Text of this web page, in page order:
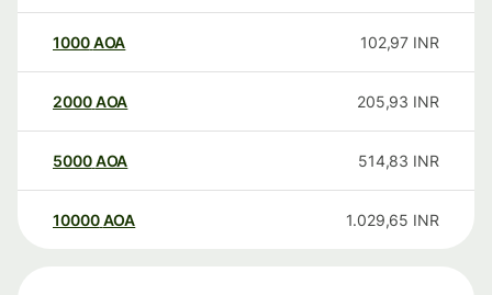
1000AOA 102,97 INR
2000AOA 205,93 INR
5000AOA 514,83 INR
10000 AOA 1.029,65 INR